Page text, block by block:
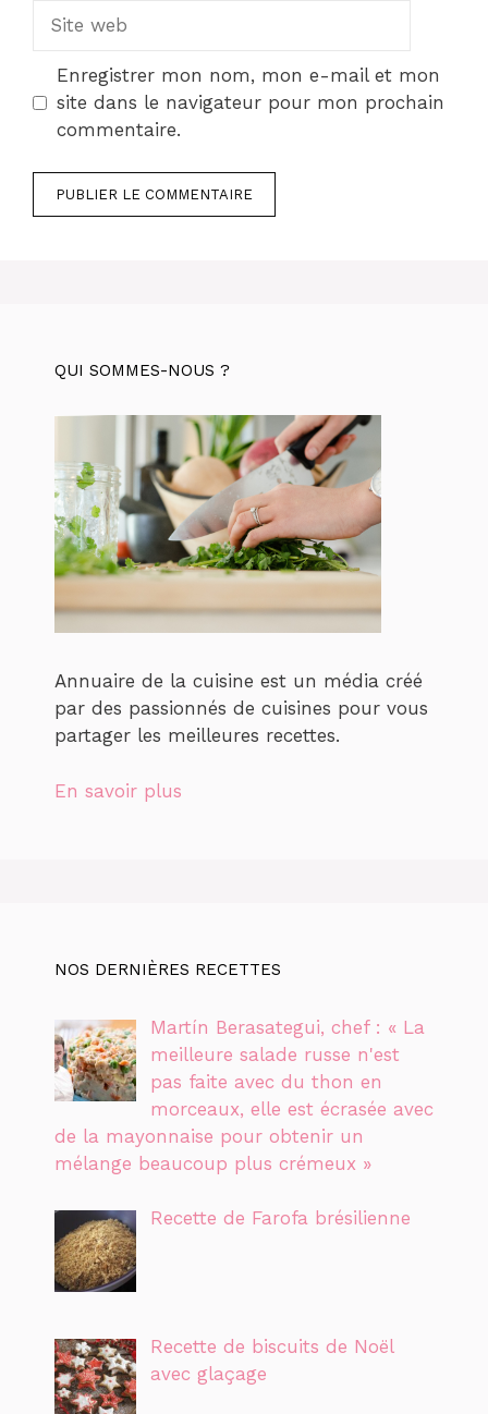
Site
Enregistrer mon nom, mon e-mail et mon
site dans le navigateur pour mon prochain
commentaire.
QUI SOMMES-NOUS ?
Annuaire de la cuisine est un média créé
par des passionnés de cuisines pour vous
partager les meilleures recettes.
En savoir plus
NOS DERNIÈRES RECETTES
Martín Berasategui, chef : « La
meilleure salade russe n'est
pas faite avec du thon en
morceaux, elle est écrasée avec
de la mayonnaise pour obtenir un
mélange beaucoup plus crémeux »
Recette de Farofa brésilienne
Recette de biscuits de Noël
avec glaçage